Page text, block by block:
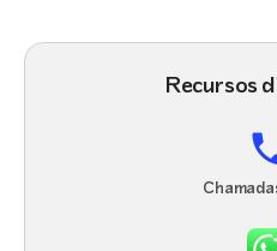
Recursos